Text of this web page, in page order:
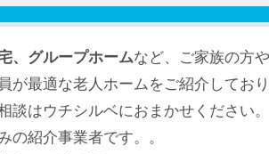
、グループホームなど、ご家族の方
が最適な老人ホームをご紹介してお
はウチシルベにおまかせください。
の紹介事業者です。。